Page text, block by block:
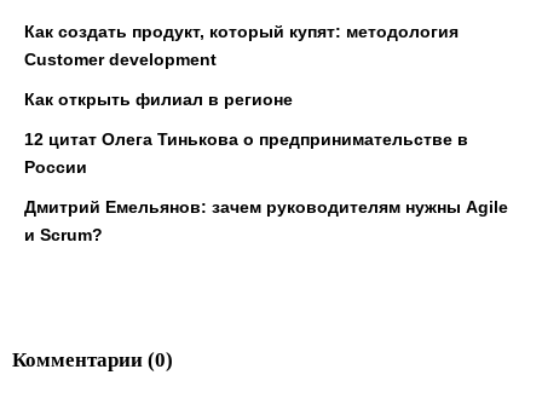
Как создать продукт, который купят: методология
Customer development
Как открыть филиал в регионе
12 цитат Олега Тинькова о предпринимательстве в
России
Дмитрий Емельянов: зачем руководителям нужны Agile
и Scrum?
Комментарии (0)